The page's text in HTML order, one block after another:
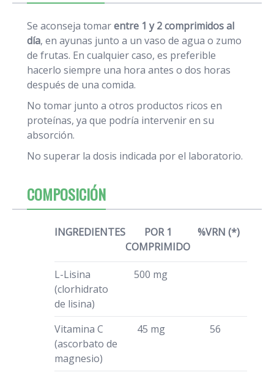
Se aconseja tomarentre 1 y 2 comprimidos al
día, en ayunas junto a un vaso de agua o zumo
de frutas. En cualquier caso, es preferible
hacerlo siempre una hora antes o dos horas
después de una comida.
No tomar junto a otros productos ricos en
proteínas, ya que podría intervenir en su
absorción.
No superar la dosis indicada por el laboratorio.
COMPOSICIÓN
INGREDIENTES
POR 1
COMPRIMIDO
%VRN (*)
L-Lisina
(clorhidrato
de lisina)
500 mg
Vitamina C
(ascorbato de
magnesio)
45 mg 56